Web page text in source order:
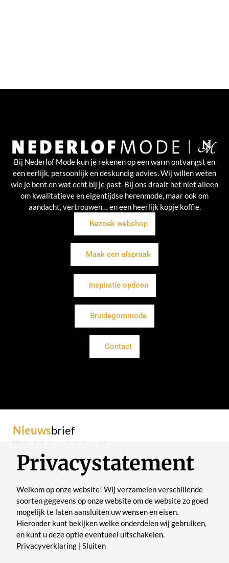
Bij Nederlof Mode kun je rekenen op een warm ontvangst en
een eerlijk, persoonlijk en deskundig advies. Wij willen weten
wie je bent en wat echt bij je past. Bij ons draait het niet alleen
om kwalitatieve en eigentijdse herenmode, maar ook om
aandacht, vertrouwen… en een heerlijk kopje koffie.
Bezoek webshop
Maak een afspraak
Inspiratie opdoen
Bruidegommode
Contact
Nieuwsbrief
De laatste trends in je mailbox
Verstuur
Privacystatement
Welkom op onze website! Wij verzamelen verschillende
soorten gegevens op onze website om de website zo goed
mogelijk te laten aansluiten uw wensen en eisen.
Hieronder kunt bekijken welke onderdelen wij gebruiken,
en kunt u deze optie eventueel uitschakelen.
Privacyverklaring
Sluiten